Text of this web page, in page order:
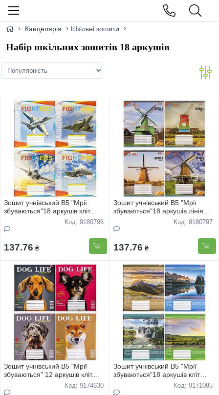
Канцелярія Шкільні зошити
Набір шкільних зошитів 18 аркушів
Зошит учнівський В5 "Мрії
збуваються"18 аркушів кліт
Код: 9180796
137.76 ₴
Зошит учнівський В5 "Мрії
збуваються"18 аркушів лінія
Код: 9180797
137.76 ₴
Зошит учнівський В5 "Мрії
збуваються" 12 аркушів кліт.
"DOG LIFE"3546 20штКод: 9174630
Зошит учнівський В5 "Мрії
збуваються"18 аркушів кліт
"Природа" 3432 20штКод: 9171085